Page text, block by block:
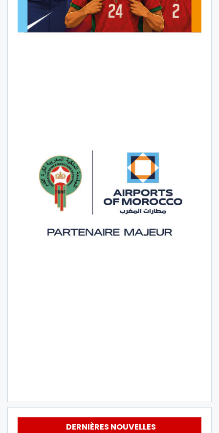
DERNIÈRES NOUVELLES